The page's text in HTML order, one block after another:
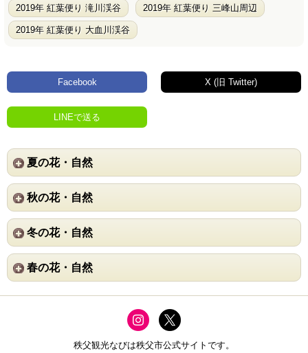
2019年 紅葉便り 滝川渓谷 2019年 紅葉便り 三峰山周辺
2019年 紅葉便り 大血川渓谷
Facebook X (旧 Twitter)
LINEで送る
夏の花・自然
秋の花・自然
冬の花・自然
春の花・自然
秩父観光なびは秩父市公式サイトです。